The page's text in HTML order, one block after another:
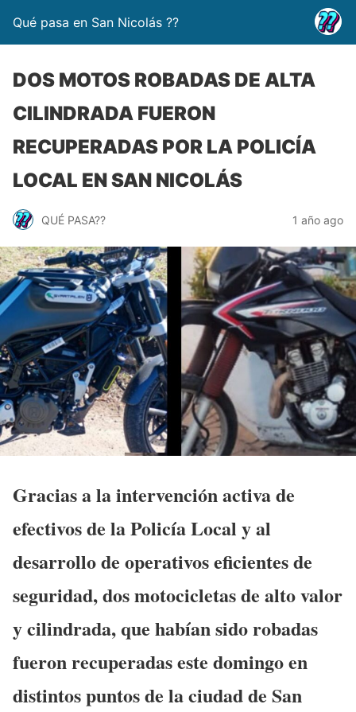
Qué pasa en San Nicolás ??
DOS MOTOS ROBADAS DE ALTA
CILINDRADA FUERON
RECUPERADAS POR LA POLICÍA
LOCAL EN SAN NICOLÁS
QUÉ PASA?? 1 año ago
Gracias a la intervención activa de
efectivos de la Policía Local y al
desarrollo de operativos eficientes de
seguridad, dos motocicletas de alto valor
y cilindrada, que habían sido robadas
fueron recuperadas este domingo en
distintos puntos de la ciudad de San